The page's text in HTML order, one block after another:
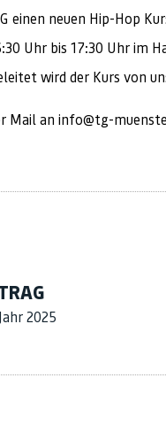
einen neuen Hip-Hop
Uhr bis 17:30 Uhr im
wird der Kurs von
Mail an info@tg-
2025